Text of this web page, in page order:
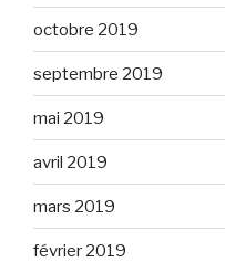
octobre 2019
septembre 2019
mai 2019
avril 2019
mars 2019
février 2019